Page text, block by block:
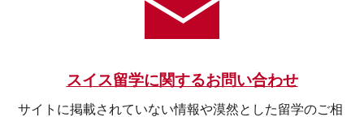
スイス留学に関するお問い合わせ
サイトに掲載されていない情報や漠然とした留学のご相